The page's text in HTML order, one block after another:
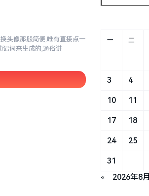
头像那般简便,唯有直接点一
词来生成的,通俗讲
« 2026年8月
一 二
3 4
10 11
17 18
24 25
31